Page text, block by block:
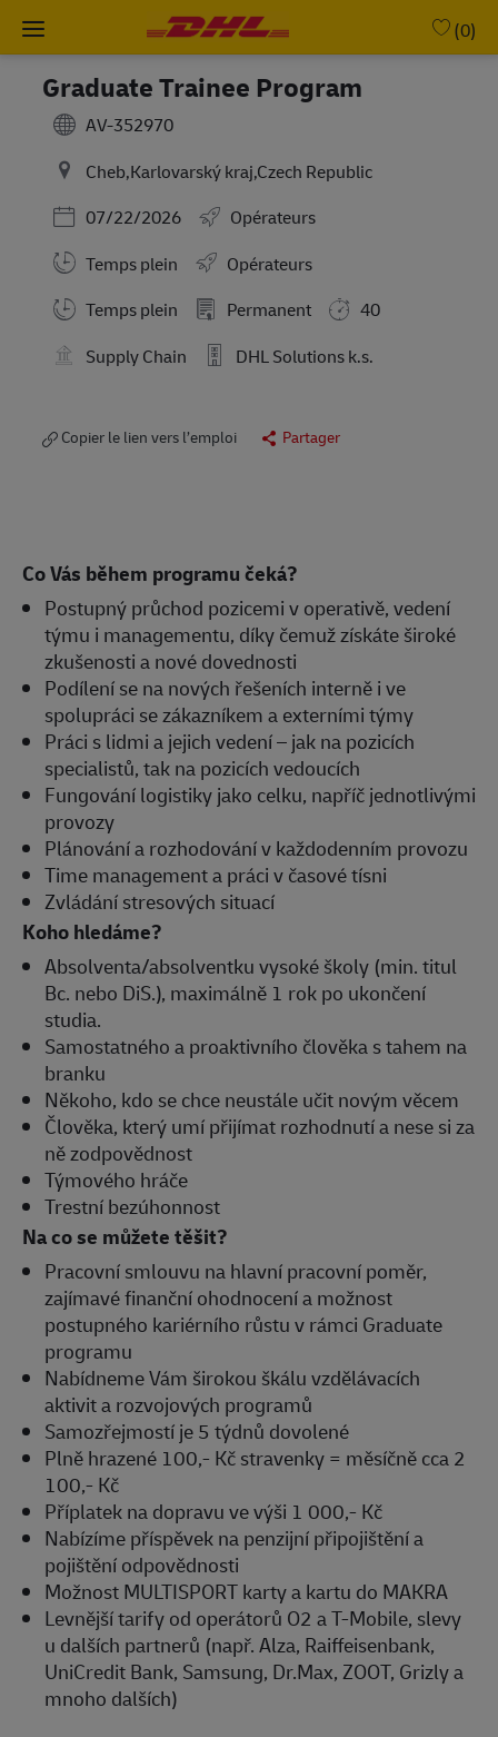
(0)
Graduate Trainee Program
AV-352970
Cheb,Karlovarský kraj,Czech Republic
Posted Date
07/22/2026
Opérateurs
Temps plein
Opérateurs
Working Hours
Temps plein Permanent
40
Supply Chain
DHL Solutions k.s.
Copier le lien vers l’emploi Partager
Co Vás během programu čeká?
Postupný průchod pozicemi v operativě, vedení
týmu i managementu, díky čemuž získáte široké
zkušenosti a nové dovednosti
Podílení se na nových řešeních interně i ve
spolupráci se zákazníkem a externími týmy
Práci s lidmi a jejich vedení – jak na pozicích
specialistů, tak na pozicích vedoucích
Fungování logistiky jako celku, napříč jednotlivými
provozy
Plánování a rozhodování v každodenním provozu
Time management a práci v časové tísni
Zvládání stresových situací
Koho hledáme?
Absolventa/absolventku vysoké školy (min. titul
Bc. nebo DiS.), maximálně 1 rok po ukončení
studia.
Samostatného a proaktivního člověka s tahem na
branku
Někoho, kdo se chce neustále učit novým věcem
Člověka, který umí přijímat rozhodnutí a nese si za
ně zodpovědnost
Týmového hráče
Trestní bezúhonnost
Na co se můžete těšit?
Pracovní smlouvu na hlavní pracovní poměr,
zajímavé finanční ohodnocení a možnost
postupného kariérního růstu v rámci Graduate
programu
Nabídneme Vám širokou škálu vzdělávacích
aktivit a rozvojových programů
Samozřejmostí je 5 týdnů dovolené
Plně hrazené 100,- Kč stravenky = měsíčně cca 2
100,- Kč
Příplatek na dopravu ve výši 1 000,- Kč
Nabízíme příspěvek na penzijní připojištění a
pojištění odpovědnosti
Možnost MULTISPORT karty a kartu do MAKRA
Levnější tarify od operátorů O2 a T-Mobile, slevy
u dalších partnerů (např. Alza, Raiffeisenbank,
UniCredit Bank, Samsung, Dr.Max, ZOOT, Grizly a
mnoho dalších)